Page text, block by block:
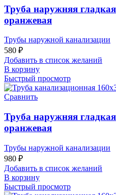
Труба наружняя
оранжевая
Трубы наружной канализации
580 ₽
Добавить в список желаний
В корзину
Быстрый просмотр
Сравнить
Труба наружняя
оранжевая
Трубы наружной канализации
980 ₽
Добавить в список желаний
В корзину
Быстрый просмотр